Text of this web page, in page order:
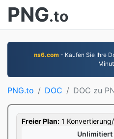
PNG.to
ns6.com- Kaufen Sie Ihre
PNG.to DOC DOC zu
Freier Plan: 1